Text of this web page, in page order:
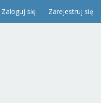
Zaloguj się Zarejestruj się